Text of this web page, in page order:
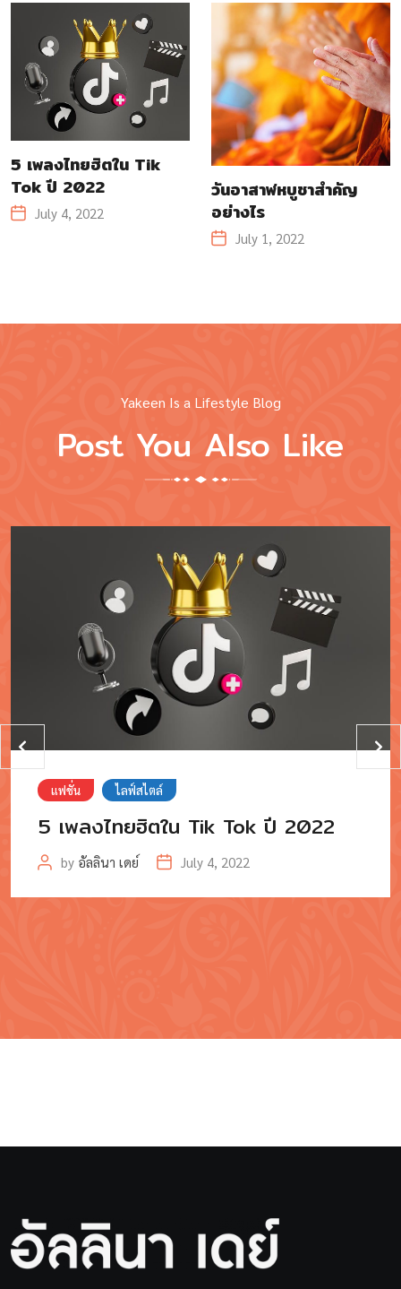
5 เพลงไทยฮิตใน Tik
Tok ปี 2022
July 4, 2022
วันอาสาฬหบูชาสำคัญ
อย่างไร
July 1, 2022
Yakeen Is a Lifestyle Blog
Post You Also Like
แฟชั่น ไลฟ์สไตล์
5 เพลงไทยฮิตใน Tik Tok ปี 2022
by อัลลินา เดย์ July 4, 2022